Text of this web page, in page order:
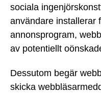
sociala
användare installerar
annonsprogram,
av potentiellt
Dessutom begär
skicka